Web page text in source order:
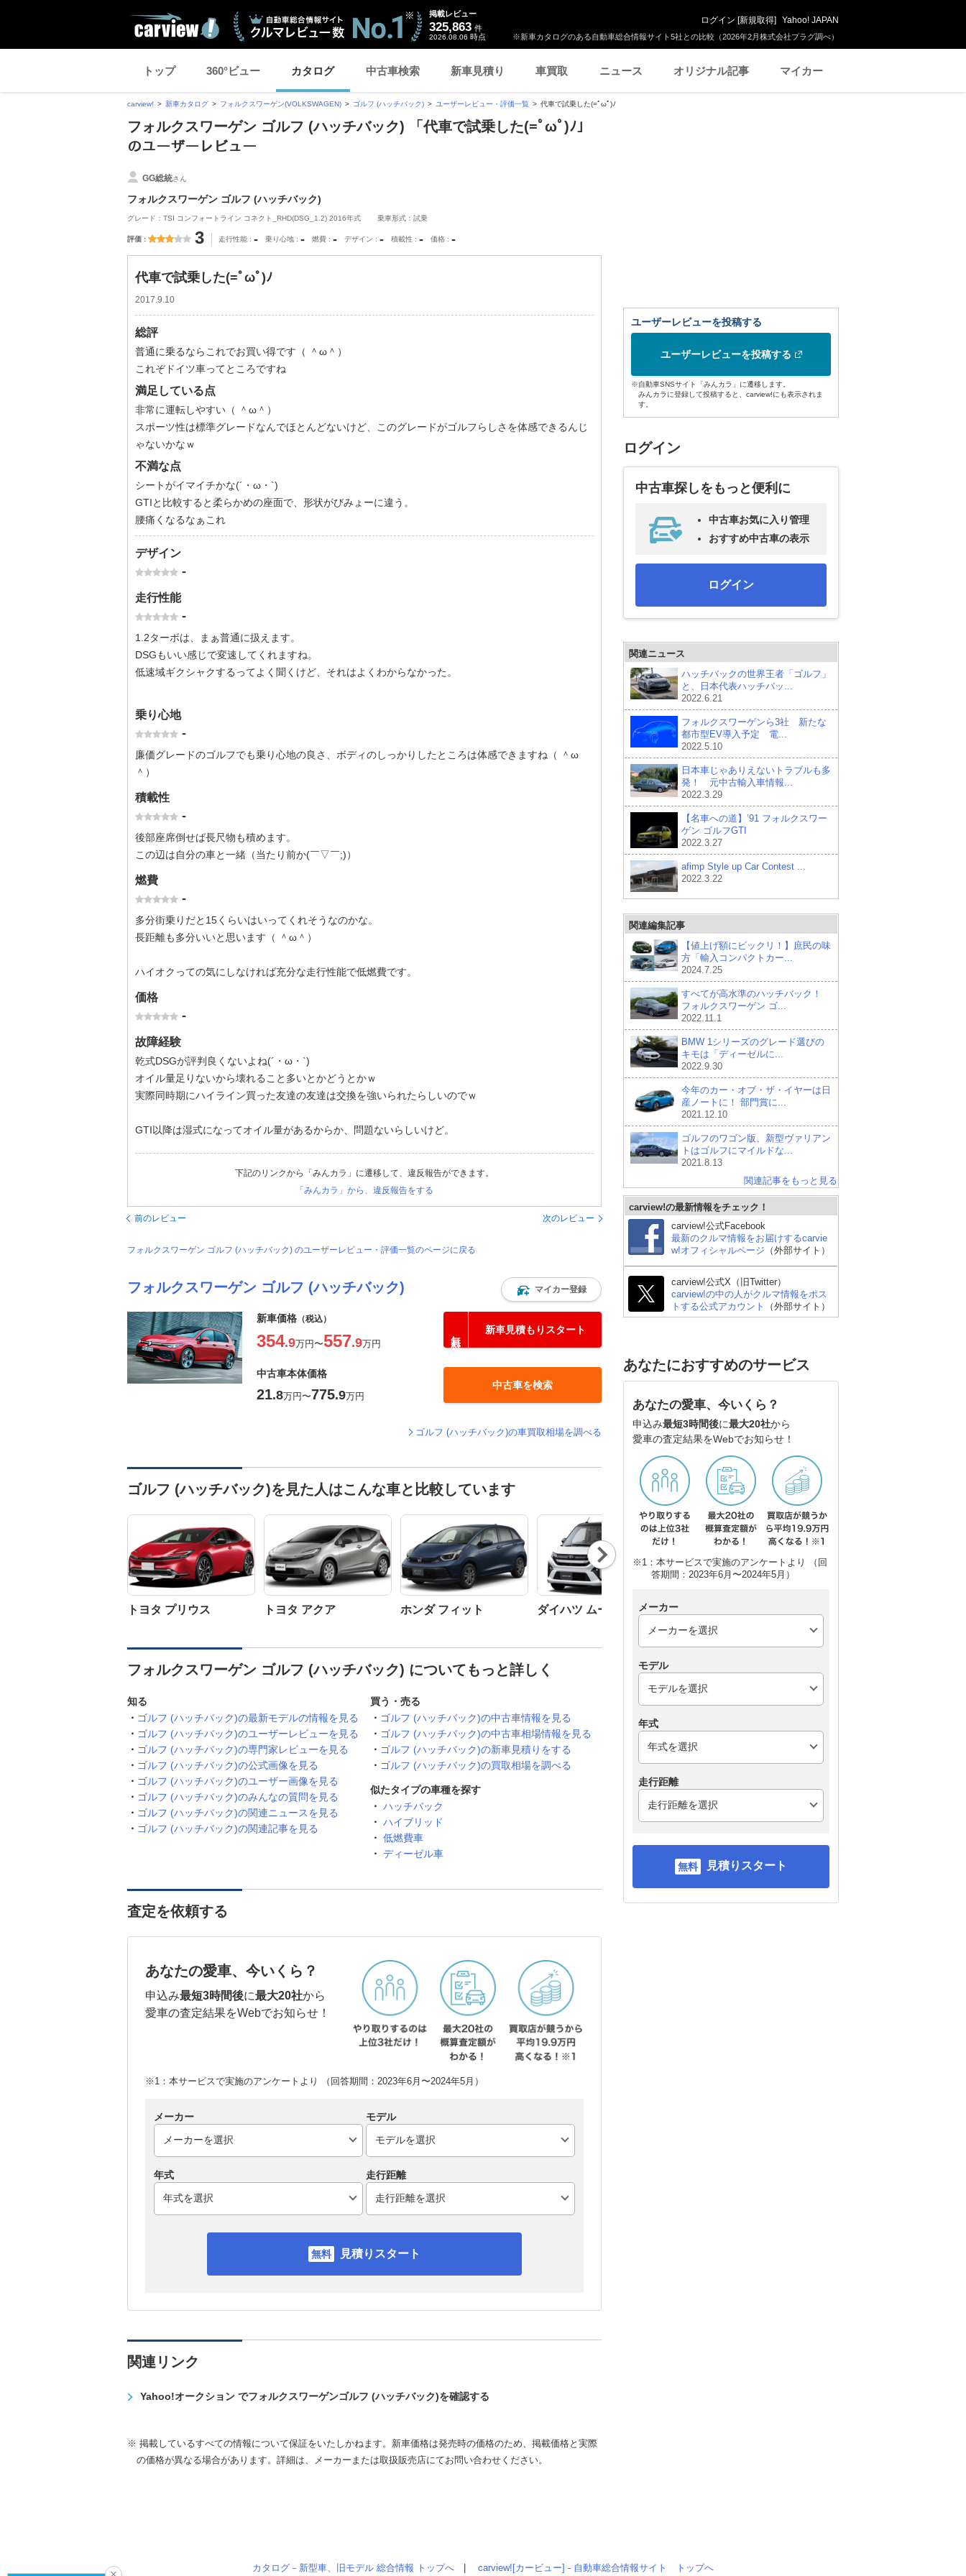
※新車カタログのある自動車総合情報サイト5社との比較（2026年2月株式会社プラグ調べ）
掲載レビュー
325,863 件
2026.08.06 時点
ログイン [新規取得] Yahoo! JAPAN
トップ 360°ビュー カタログ 中古車検索 新車見積り 車買取 ニュース オリジナル記事 マイカー
carview! 新車カタログ フォルクスワーゲン(VOLKSWAGEN) ゴルフ (ハッチバック) ユーザーレビュー・評価一覧 代車で試乗した(=ﾟωﾟ)ﾉ
フォルクスワーゲン ゴルフ (ハッチバック) 「代車で試乗した(=ﾟωﾟ)ﾉ」
のユーザーレビュー
GG総統さん
フォルクスワーゲン ゴルフ (ハッチバック)
グレード：TSI コンフォートライン コネクト_RHD(DSG_1.2) 2016年式 乗車形式：試乗
評価 3 走行性能 - 乗り心地 - 燃費 - デザイン - 積載性 - 価格 -
代車で試乗した(=ﾟωﾟ)ﾉ
2017.9.10
総評
普通に乗るならこれでお買い得です（ ＾ω＾）
これぞドイツ車ってところですね
満足している点
非常に運転しやすい（ ＾ω＾）
スポーツ性は標準グレードなんでほとんどないけど、このグレードがゴルフらしさを体感できるんじ
ゃないかなｗ
不満な点
シートがイマイチかな(´・ω・`)
GTIと比較すると柔らかめの座面で、形状がびみょーに違う。
腰痛くなるなぁこれ
デザイン
-
走行性能
-
1.2ターボは、まぁ普通に扱えます。
DSGもいい感じで変速してくれますね。
低速域ギクシャクするってよく聞くけど、それはよくわからなかった。
乗り心地
-
廉価グレードのゴルフでも乗り心地の良さ、ボディのしっかりしたところは体感できますね（ ＾ω
＾）
積載性
-
後部座席倒せば長尺物も積めます。
この辺は自分の車と一緒（当たり前か(￣▽￣;)）
燃費
-
多分街乗りだと15くらいはいってくれそうなのかな。
長距離も多分いいと思います（ ＾ω＾）
ハイオクっての気にしなければ充分な走行性能で低燃費です。
価格
-
故障経験
乾式DSGが評判良くないよね(´・ω・`)
オイル量足りないから壊れること多いとかどうとかｗ
実際同時期にハイライン買った友達の友達は交換を強いられたらしいのでｗ
GTI以降は湿式になってオイル量があるからか、問題ないらしいけど。
下記のリンクから「みんカラ」に遷移して、違反報告ができます。
「みんカラ」から、違反報告をする
前のレビュー 次のレビュー
フォルクスワーゲン ゴルフ (ハッチバック) のユーザーレビュー・評価一覧のページに戻る
フォルクスワーゲン ゴルフ (ハッチバック) マイカー登録
新車価格 （税込）
354.9万円〜557.9万円
新車見積もりスタート
中古車本体価格
21.8万円〜775.9万円
中古車を検索
ゴルフ (ハッチバック)の車買取相場を調べる
ゴルフ (ハッチバック)を見た人はこんな車と比較しています
トヨタ プリウス トヨタ アクア ホンダ フィット ダイハツ ムーヴ スズキ アルト
Nex
t
フォルクスワーゲン ゴルフ (ハッチバック) についてもっと詳しく
知る
ゴルフ (ハッチバック)の最新モデルの情報を見る
ゴルフ (ハッチバック)のユーザーレビューを見る
ゴルフ (ハッチバック)の専門家レビューを見る
ゴルフ (ハッチバック)の公式画像を見る
ゴルフ (ハッチバック)のユーザー画像を見る
ゴルフ (ハッチバック)のみんなの質問を見る
ゴルフ (ハッチバック)の関連ニュースを見る
ゴルフ (ハッチバック)の関連記事を見る
買う・売る
ゴルフ (ハッチバック)の中古車情報を見る
ゴルフ (ハッチバック)の中古車相場情報を見る
ゴルフ (ハッチバック)の新車見積りをする
ゴルフ (ハッチバック)の買取相場を調べる
似たタイプの車種を探す
ハッチバック
ハイブリッド
低燃費車
ディーゼル車
査定を依頼する
あなたの愛車、今いくら？
申込み最短3時間後に最大20社から
愛車の査定結果をWebでお知らせ！
※1：本サービスで実施のアンケートより （回答期間：2023年6月〜2024年5月）
メーカー モデル
年式 走行距離
見積りスタート
関連リンク
Yahoo!オークション でフォルクスワーゲンゴルフ (ハッチバック)を確認する
※ 掲載しているすべての情報について保証をいたしかねます。新車価格は発売時の価格のため、掲載価格と実際
の価格が異なる場合があります。詳細は、メーカーまたは取扱販売店にてお問い合わせください。
ユーザーレビューを投稿する
ユーザーレビューを投稿する
※自動車SNSサイト「みんカラ」に遷移します。
みんカラに登録して投稿すると、carview!にも表示されま
す。
ログイン
中古車探しをもっと便利に
中古車お気に入り管理
おすすめ中古車の表示
ログイン
関連ニュース
ハッチバックの世界王者「ゴルフ」
と、日本代表ハッチバッ...
2022.6.21
フォルクスワーゲンら3社 新たな
都市型EV導入予定 電...
2022.5.10
日本車じゃありえないトラブルも多
発！ 元中古輸入車情報...
2022.3.29
【名車への道】’91 フォルクスワー
ゲン ゴルフGTI
2022.3.27
afimp Style up Car Contest ...
2022.3.22
関連編集記事
【値上げ額にビックリ！】庶民の味
方「輸入コンパクトカー...
2024.7.25
すべてが高水準のハッチバック！
フォルクスワーゲン ゴ...
2022.11.1
BMW 1シリーズのグレード選びの
キモは「ディーゼルに...
2022.9.30
今年のカー・オブ・ザ・イヤーは日
産ノートに！ 部門賞に...
2021.12.10
ゴルフのワゴン版、新型ヴァリアン
トはゴルフにマイルドな...
2021.8.13
関連記事をもっと見る
carview!の最新情報をチェック！
carview!公式Facebook
最新のクルマ情報をお届けするcarvie
w!オフィシャルページ （外部サイト）
carview!公式X（旧Twitter）
carview!の中の人がクルマ情報をポス
トする公式アカウント
（外部サイト）
あなたにおすすめのサービス
あなたの愛車、今いくら？
申込み最短3時間後に最大20社から
愛車の査定結果をWebでお知らせ！
※1：本サービスで実施のアンケートより （回
答期間：2023年6月〜2024年5月）
メーカー
モデル
年式
走行距離
見積りスタート
カタログ－新型車、旧モデル 総合情報 トップへ carview![カービュー] - 自動車総合情報サイト トップへ